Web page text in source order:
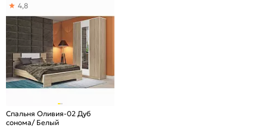
Спальня Оливия-02 Дуб
сонома/ Белый
4,8